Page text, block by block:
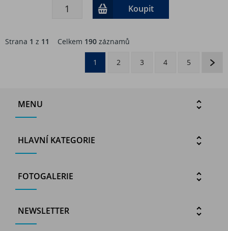
Koupit
Strana 1 z 11 Celkem 190 záznamů
1 2 3 4 5
MENU
HLAVNÍ KATEGORIE
FOTOGALERIE
NEWSLETTER